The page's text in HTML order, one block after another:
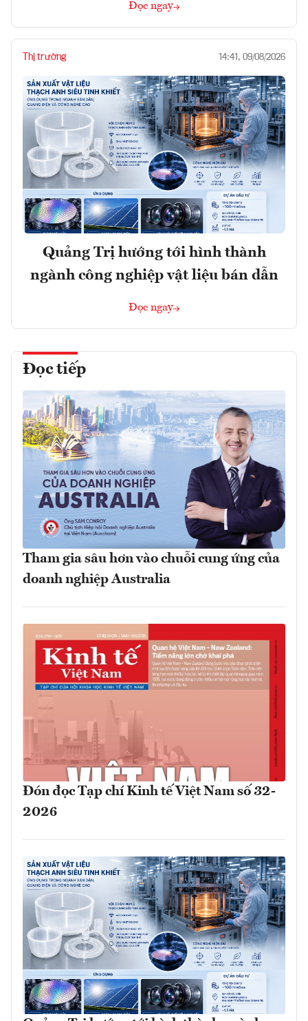
Đọc ngay
Thị trường 14:41, 09/08/2026
Quảng Trị hướng tới hình thành
ngành công nghiệp vật liệu bán dẫn
Đọc ngay
Đọc tiếp
Tham gia sâu hơn vào chuỗi cung ứng của
doanh nghiệp Australia
Đón đọc Tạp chí Kinh tế Việt Nam số 32-
2026